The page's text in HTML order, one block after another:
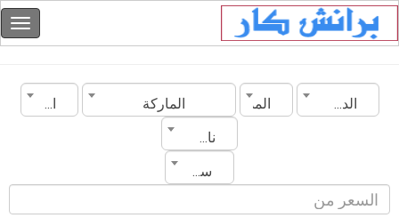
الدولة المدينة الماركة
الموديل
ناقل الحركة
سنة الصنع